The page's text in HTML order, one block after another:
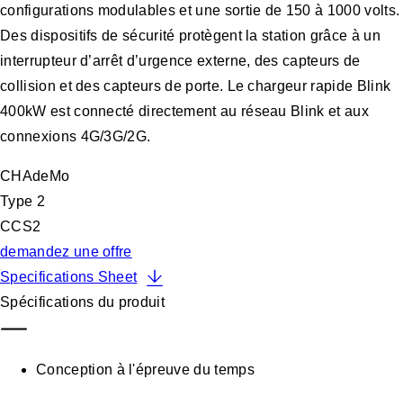
configurations modulables et une sortie de 150 à 1000 volts.
Des dispositifs de sécurité protègent la station grâce à un
interrupteur d’arrêt d’urgence externe, des capteurs de
collision et des capteurs de porte. Le chargeur rapide Blink
400kW est connecté directement au réseau Blink et aux
connexions 4G/3G/2G.
CHAdeMo
Type 2
CCS2
demandez une offre
Specifications Sheet
Spécifications du produit
Conception à l'épreuve du temps